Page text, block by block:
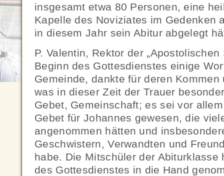
insgesamt etwa 80 Personen, eine
Kapelle des Noviziates im Gedenken
in diesem Jahr sein Abitur abgelegt
P. Valentin, Rektor der
Beginn des Gottesdienstes einige
Gemeinde, dankte für deren
was in dieser Zeit der Trauer
Gebet, Gemeinschaft; es sei vor
Gebet für Johannes gewesen, die
angenommen hätten und
Geschwistern, Verwandten und
habe. Die Mitschüler der Abiturklasse
des Gottesdienstes in die Hand